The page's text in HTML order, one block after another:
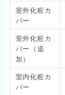
室外化粧カ
バー
室外化粧カ
バー（追
加）
室内化粧カ
バー